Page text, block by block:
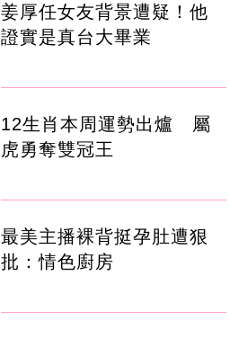
姜厚任女友背景遭疑！他
證實是真台大畢業
12生肖本周運勢出爐 屬
虎勇奪雙冠王
最美主播裸背挺孕肚遭狠
批：情色廚房